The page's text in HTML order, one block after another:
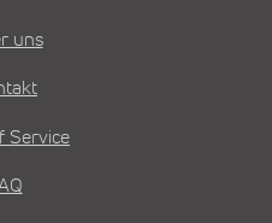
uns
Service